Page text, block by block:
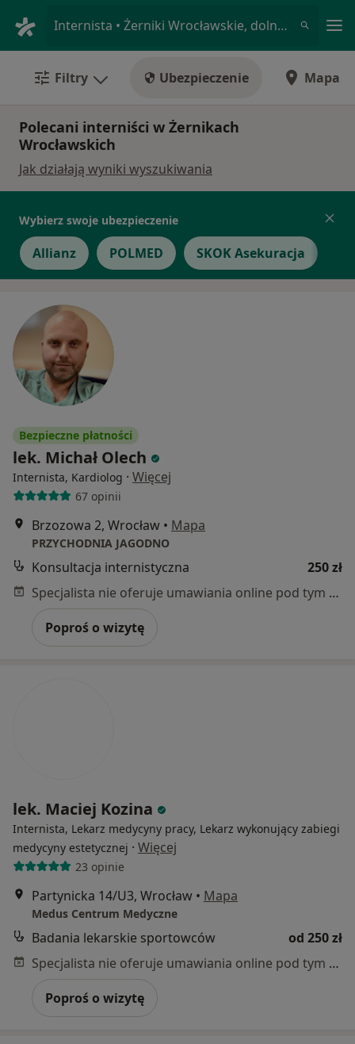
Internista • Żerniki Wrocławskie, dolnośląskie
Filtry Ubezpieczenie Mapa
Polecani interniści w Żernikach
Wrocławskich
Jak działają wyniki wyszukiwania
Wybierz swoje ubezpieczenie
Allianz POLMED SKOK Asekuracja
Bezpieczne płatności
lek. Michał Olech
Internista, Kardiolog · Więcej
67 opinii
Brzozowa 2, Wrocław • Mapa
PRZYCHODNIA JAGODNO
Konsultacja internistyczna
250 zł
Specjalista nie oferuje umawiania online pod tym adresem.
Poproś o wizytę
lek. Maciej Kozina
Internista, Lekarz medycyny pracy, Lekarz wykonujący zabiegi
medycyny estetycznej · Więcej
23 opinie
Partynicka 14/U3, Wrocław • Mapa
Medus Centrum Medyczne
Badania lekarskie sportowców
od 250 zł
Specjalista nie oferuje umawiania online pod tym adresem.
Poproś o wizytę